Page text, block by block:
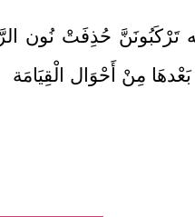
تَرْكَبُونَنَّ حُذِفَتْ نُون
مِنْ أَحْوَال الْقِيَامَة